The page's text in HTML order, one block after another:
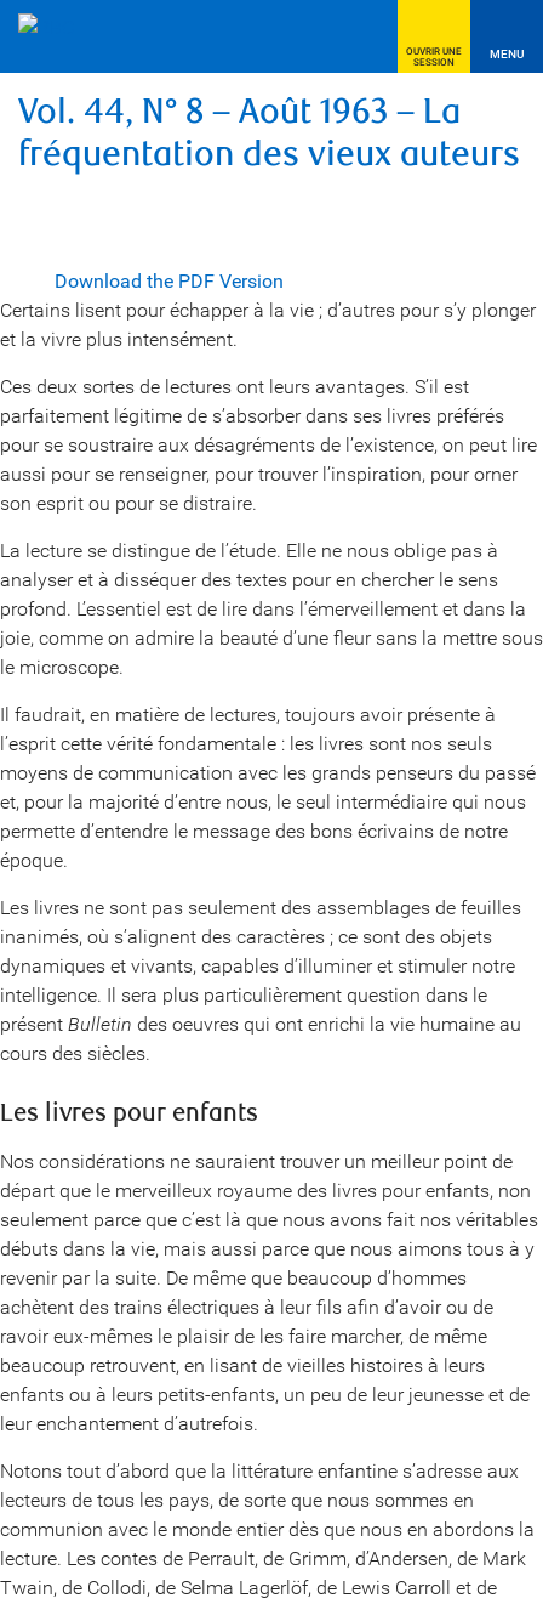
OUVRIR UNE
SESSION
MENU
Vol. 44, N° 8 – Août 1963 – La
fréquentation des vieux auteurs
Download the PDF Version
Certains lisent pour échapper à la vie ; d’autres pour s’y plonger
et la vivre plus intensément.
Ces deux sortes de lectures ont leurs avantages. S’il est
parfaitement légitime de s’absorber dans ses livres préférés
pour se soustraire aux désagréments de l’existence, on peut lire
aussi pour se renseigner, pour trouver l’inspiration, pour orner
son esprit ou pour se distraire.
La lecture se distingue de l’étude. Elle ne nous oblige pas à
analyser et à disséquer des textes pour en chercher le sens
profond. L’essentiel est de lire dans l’émerveillement et dans la
joie, comme on admire la beauté d’une fleur sans la mettre sous
le microscope.
Il faudrait, en matière de lectures, toujours avoir présente à
l’esprit cette vérité fondamentale : les livres sont nos seuls
moyens de communication avec les grands penseurs du passé
et, pour la majorité d’entre nous, le seul intermédiaire qui nous
permette d’entendre le message des bons écrivains de notre
époque.
Les livres ne sont pas seulement des assemblages de feuilles
inanimés, où s’alignent des caractères ; ce sont des objets
dynamiques et vivants, capables d’illuminer et stimuler notre
intelligence. Il sera plus particulièrement question dans le
présent Bulletin des oeuvres qui ont enrichi la vie humaine au
cours des siècles.
Les livres pour enfants
Nos considérations ne sauraient trouver un meilleur point de
départ que le merveilleux royaume des livres pour enfants, non
seulement parce que c’est là que nous avons fait nos véritables
débuts dans la vie, mais aussi parce que nous aimons tous à y
revenir par la suite. De même que beaucoup d’hommes
achètent des trains électriques à leur fils afin d’avoir ou de
ravoir eux-mêmes le plaisir de les faire marcher, de même
beaucoup retrouvent, en lisant de vieilles histoires à leurs
enfants ou à leurs petits-enfants, un peu de leur jeunesse et de
leur enchantement d’autrefois.
Notons tout d’abord que la littérature enfantine s’adresse aux
lecteurs de tous les pays, de sorte que nous sommes en
communion avec le monde entier dès que nous en abordons la
lecture. Les contes de Perrault, de Grimm, d’Andersen, de Mark
Twain, de Collodi, de Selma Lagerlöf, de Lewis Carroll et de